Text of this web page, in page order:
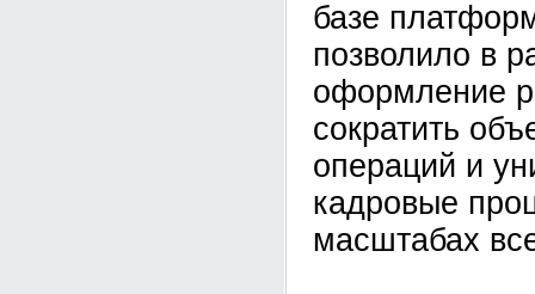
базе
позволило в
оформление
сократить
операций и
кадровые
масштабах